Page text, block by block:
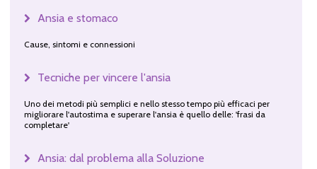
Ansia e stomaco
Cause, sintomi e connessioni
Tecniche per vincere l'ansia
Uno dei metodi più semplici e nello stesso tempo più efficaci per
migliorare l'autostima e superare l'ansia è quello delle: 'frasi da
completare'
Ansia: dal problema alla Soluzione